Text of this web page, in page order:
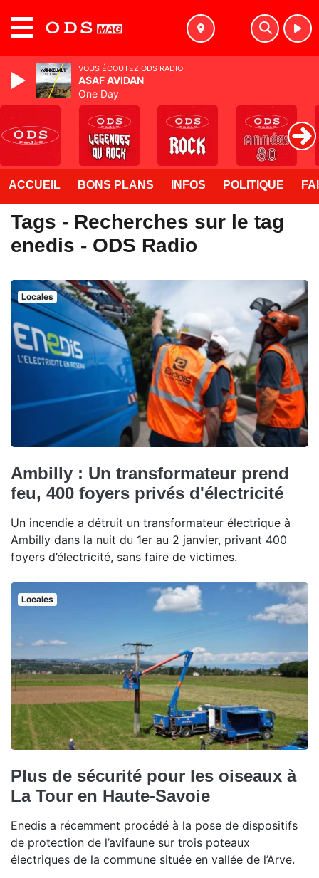
ACCUEIL BONS PLANS INFOS POLITIQUE
Tags - Recherches sur le tag
enedis - ODS Radio
Locales
Ambilly : Un transformateur prend
feu, 400 foyers privés d'électricité
Un incendie a détruit un transformateur électrique à
Ambilly dans la nuit du 1er au 2 janvier, privant 400
foyers d’électricité, sans faire de victimes.
Locales
Plus de sécurité pour les oiseaux à
La Tour en Haute-Savoie
Enedis a récemment procédé à la pose de dispositifs
de protection de l’avifaune sur trois poteaux
électriques de la commune située en vallée de l’Arve.
VOUS ÉCOUTEZ ODS RADIO
ASAF AVIDAN
One Day